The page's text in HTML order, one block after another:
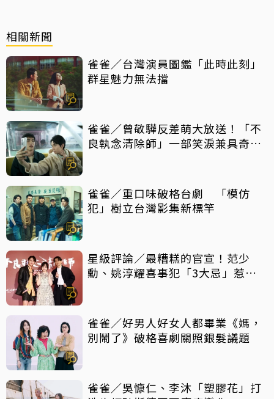
相關新聞
雀雀／台灣演員圖鑑「此時此刻」
群星魅力無法擋
雀雀／曾敬驊反差萌大放送！「不
良執念清除師」一部笑淚兼具奇幻
雀雀／重口味破格台劇 「模仿
犯」樹立台灣影集新標竿
星級評論／最糟糕的官宣！范少
勳、姚淳耀喜事犯「3大忌」惹眾
雀雀／好男人好女人都畢業《媽，
別鬧了》破格喜劇關照銀髮議題
雀雀／吳慷仁、李沐「塑膠花」打